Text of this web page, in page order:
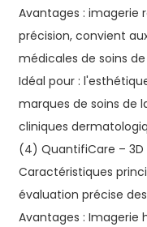
Avantages : imagerie
précision, convient
médicales de soins
Idéal pour :
marques de soins de
cliniques
(4) QuantifiCare – 3D
Caractéristiques
évaluation précise
Avantages : Imagerie